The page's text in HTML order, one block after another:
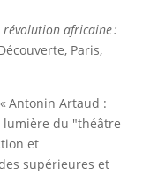
révolution africaine:
Paris,
Antonin Artaud :
lumière du "théâtre
et
supérieures et